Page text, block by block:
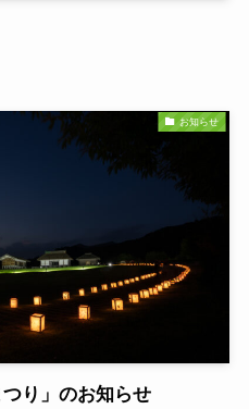
お知らせ
り」のお知らせ